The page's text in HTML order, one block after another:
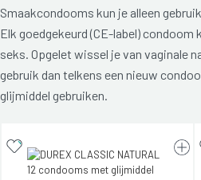
Smaakcondooms kun je alleen
Elk goedgekeurd (CE-label)
seks. Opgelet wissel je van vaginale
gebruik dan telkens een nieuw
glijmiddel gebruiken.